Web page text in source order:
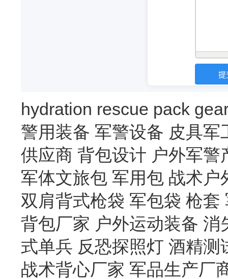
hydration rescue pack
警用装备 军警设备 皮具军
供应商 背包设计 户外军警
军体文旅包 军用包 战术户
双肩背式枪袋 军包袋 枪套
背包厂家 户外运动装备 消
式单兵 反恐探照灯 酒精测
战术背心厂家 军品生产厂